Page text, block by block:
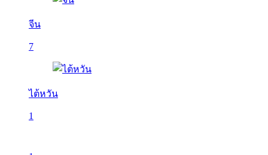
จีน
7
ไต้หวัน
1